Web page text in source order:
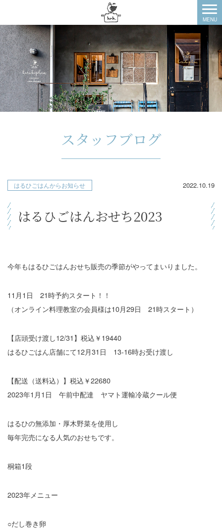
スタッフブログ
はるひごはんからお知らせ 2022.10.19
はるひごはんおせち2023
今年もはるひごはんおせち販売の季節がやってまいりました。
11月1日 21時予約スタート！！
（オンライン料理教室の会員様は10月29日 21時スタート）
【店頭受け渡し12/31】税込￥19440
はるひごはん店舗にて12月31日 13-16時お受け渡し
【配送（送料込）】税込￥22680
2023年1月1日 午前中配達 ヤマト運輸冷蔵クール便
はるひの無添加・厚木野菜を使用し
毎年完売になる人気のおせちです。
桐箱1段
2023年メニュー
○だし巻き卵